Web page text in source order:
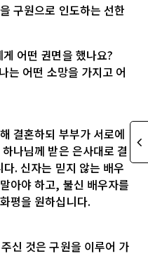
구원으로 인도하는 선한
어떤 권면을 했나요?
는 어떤 소망을 가지고 어
결혼하되 부부가 서로에
나님께 받은 은사대로 결
. 신자는 믿지 않는 배우
아야 하고, 불신 배우자를
평을 원하십니다.
신 것은 구원을 이루어 가